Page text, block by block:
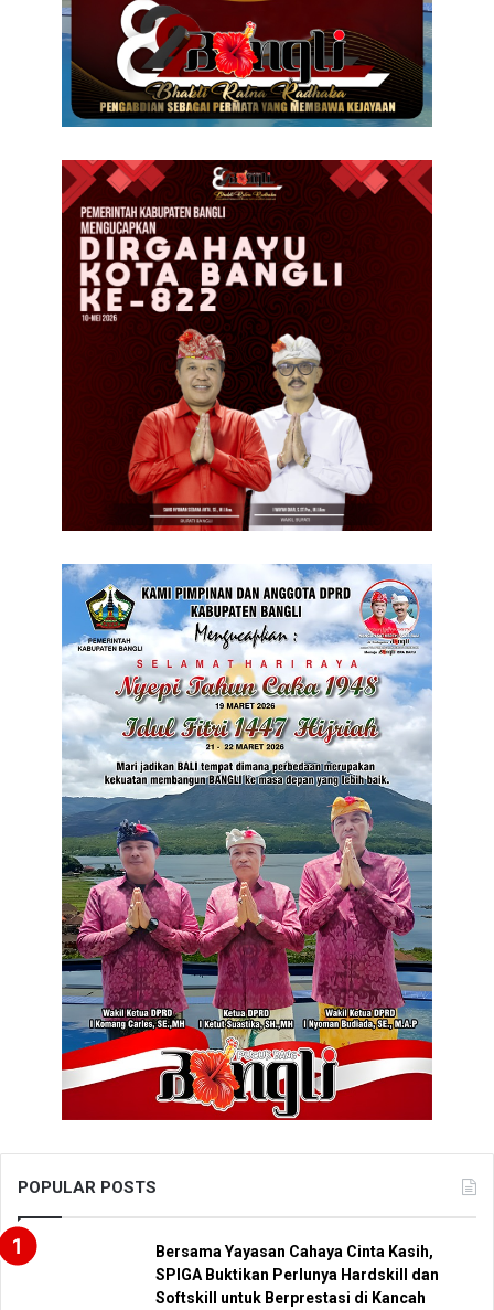
POPULAR POSTS
Bersama Yayasan Cahaya Cinta Kasih,
SPIGA Buktikan Perlunya Hardskill dan
Softskill untuk Berprestasi di Kancah